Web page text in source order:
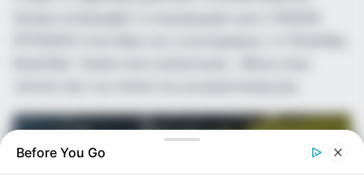
Before You Go